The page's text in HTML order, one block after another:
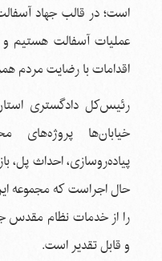
است؛ در قالب جهاد
عملیات آسفالت هستیم
اقدامات با رضایت مردم
رئیس‌کل دادگستری
خیابان‌ها پروژه‌های
پیاده‌روسازی، احداث پل،
حال اجراست که مجموعه
را از خدمات نظام مقدس
و قابل تقدیر است.